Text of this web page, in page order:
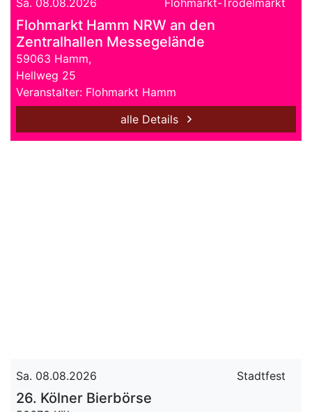
Sa. 08.08.2026 Flohmarkt-Trödelmarkt
Flohmarkt Hamm NRW an den
Zentralhallen Messegelände
59063 Hamm,
Hellweg 25
Veranstalter: Flohmarkt Hamm
alle Details
Sa. 08.08.2026 Stadtfest
26. Kölner Bierbörse